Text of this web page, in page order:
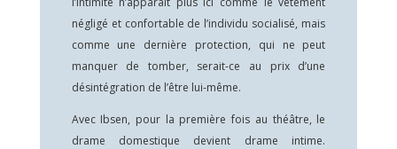
négligé et confortable de l’individu socialisé, mais
comme une dernière protection, qui ne peut
manquer de tomber, serait-ce au prix d’une
désintégration de l’être lui-même.
Avec Ibsen, pour la première fois au théâtre, le
drame domestique devient drame intime.